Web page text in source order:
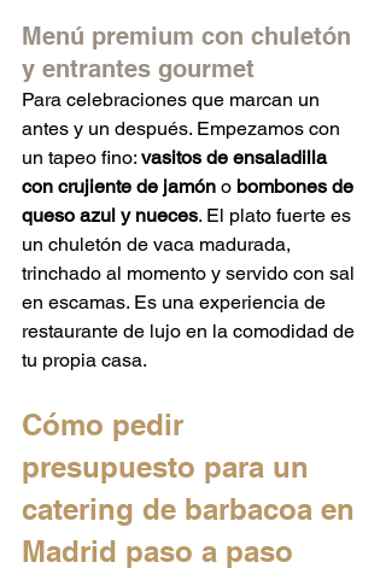
Menú premium con chuletón
y entrantes gourmet
Para celebraciones que marcan un
antes y un después. Empezamos con
un tapeo fino: vasitos de ensaladilla
con crujiente de jamón o bombones de
queso azul y nueces. El plato fuerte es
un chuletón de vaca madurada,
trinchado al momento y servido con sal
en escamas. Es una experiencia de
restaurante de lujo en la comodidad de
tu propia casa.
Cómo pedir
presupuesto para un
catering de barbacoa en
Madrid paso a paso